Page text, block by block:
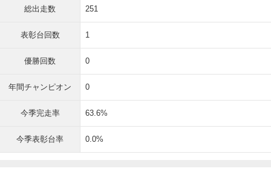
19年シーズンを最後に一度はF1を離れたが、23年にハースのレギュラー
ドライバーとして4年ぶりのフル参戦を果たす。この年はマシンの性能差
もあり9ポイントに留まったが、翌24年は年間を通じて着実にポイントを
積み上げ、前年を大きく上回る41ポイントを獲得した。
誰もが認める実力者でありながらトップチームへの縁がなく、「表彰台未
登壇ドライバーの最多出走記録」を更新し続けていた。25年も競争力が劣
位に沈み、最後列からのスタートとなった決勝。激しく天候が変化し、王
者のマックス・フェルスタッペン（レッドブル）ですらスピンを喫する過
酷なコンディションの中、冷静な走りに徹した。レース展開も味方して3
位まで浮上すると、終盤にはルイス・ハミルトン（フェラーリ）の猛追を
総出走数 251
表彰台回数 1
優勝回数 0
年間チャンピオン 0
今季完走率 63.6%
今季表彰台率 0.0%